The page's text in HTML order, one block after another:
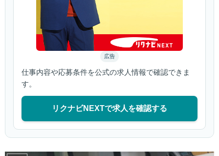
広告
仕事内容や応募条件を公式の求人情報で確認できま
す。
リクナビNEXTで求人を確認する